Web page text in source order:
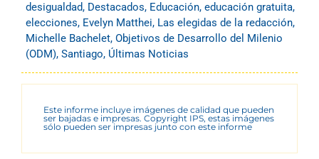
desigualdad, Destacados, Educación, educación gratuita,
elecciones, Evelyn Matthei, Las elegidas de la redacción,
Michelle Bachelet, Objetivos de Desarrollo del Milenio
(ODM), Santiago, Últimas Noticias
Este informe incluye imágenes de calidad que pueden
ser bajadas e impresas. Copyright IPS, estas imágenes
sólo pueden ser impresas junto con este informe